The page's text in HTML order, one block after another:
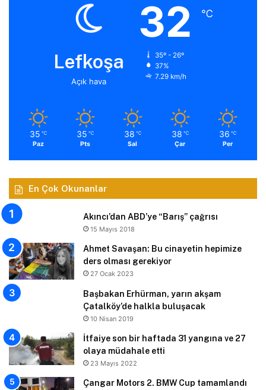
Lefkoşa
Açık hava
32 ℃
35º - 26º
37%
7.29 km/h
35 ℃
Paz
35 ℃
Pts
38 ℃
Sal
38 ℃
Çar
36 ℃
Per
En Çok Okunanlar
Akıncı’dan ABD’ye “Barış” çağrısı
15 Mayıs 2018
Ahmet Savaşan: Bu cinayetin hepimize
ders olması gerekiyor
27 Ocak 2023
Başbakan Erhürman, yarın akşam
Çatalköy’de halkla buluşacak
10 Nisan 2019
İtfaiye son bir haftada 31 yangına ve 27
olaya müdahale etti
23 Mayıs 2022
Çangar Motors 2. BMW Cup tamamlandı